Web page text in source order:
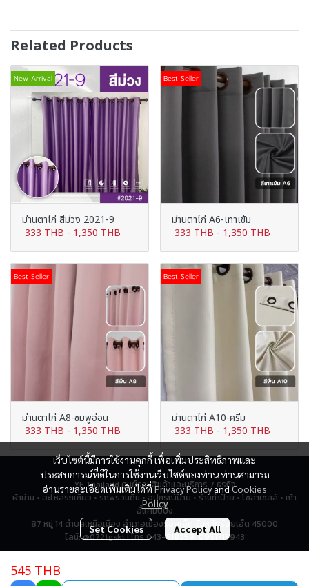
Related Products
New Arrival
ม่านตาไก่ สีม่วง 2021-9
333 THB - 1,350 THB
Best Seller
ม่านตาไก่ A6-เทาเข้ม
333 THB - 1,350 THB
Best Seller
ม่านตาไก่ A8-ชมพูอ่อน
333 THB - 1,350 THB
Best Seller
ม่านตาไก่ A10-ครีม
333 THB - 1,350 THB
545 THB
เว็บไซต์นี้มีการใช้งานคุกกี้ เพื่อเพิ่มประสิทธิภาพและ
ประสบการณ์ที่ดีในการใช้งานเว็บไซต์ของท่าน ท่านสามารถ
อ่านรายละเอียดเพิ่มเติมได้ที่Privacy PolicyandCookies
Policy
Set Cookies Accept All
YF Thailand ศูนย์รวมสินค้าและบริการ 7 ธุรกิจ
ผ้าม่าน • อะไหล่รถเกี่ยว • รถพรวนดิน • อุปกรณ์ป้าย • ร้านทำป้าย • โซล่าเซลล์ • เก้า
อี้แคมป์ปิ้ง
87 หมู่ 14 ตำบลเหนือเมือง อำเภอเมืองร้อยเอ็ด จังหวัดร้อยเอ็ด 45000
ไลน์: @072tgskt | โทร 043-518259, 0951715943
Total Visitor2,766,827